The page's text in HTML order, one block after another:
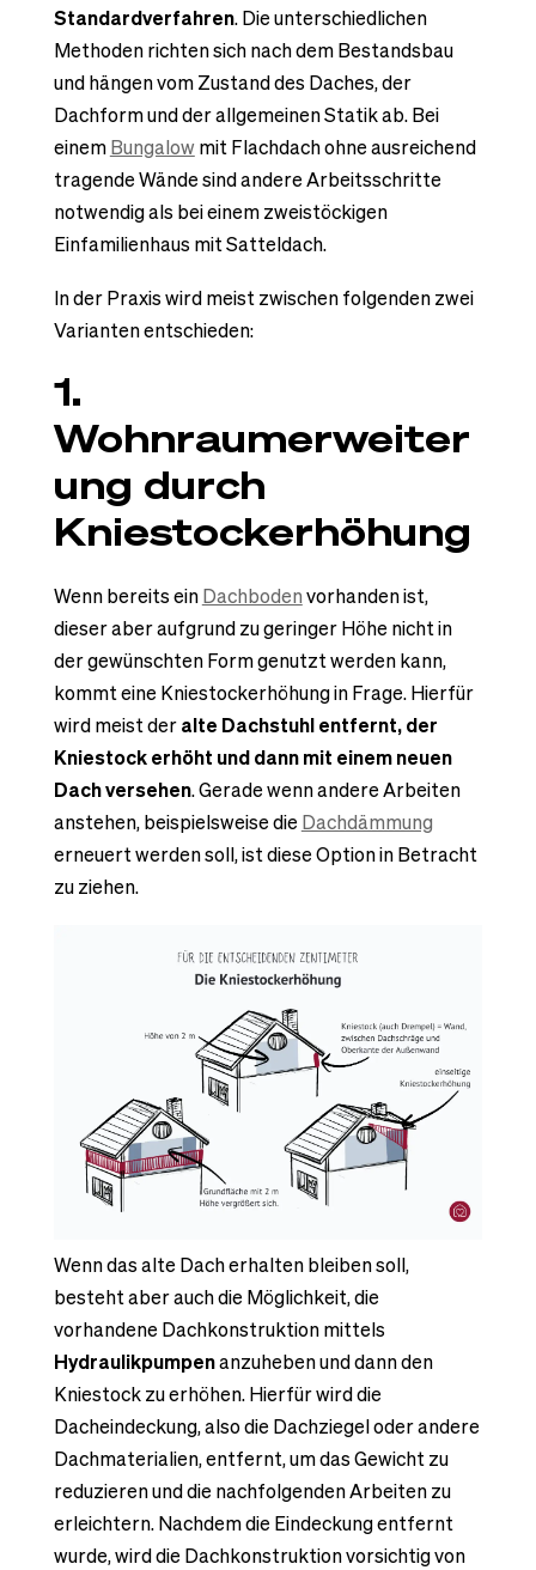
Standardverfahren. Die unterschiedlichen
Methoden richten sich nach dem Bestandsbau
und hängen vom Zustand des Daches, der
Dachform und der allgemeinen Statik ab. Bei
einemBungalowmit Flachdach ohne ausreichend
tragende Wände sind andere Arbeitsschritte
notwendig als bei einem zweistöckigen
Einfamilienhaus mit Satteldach.
In der Praxis wird meist zwischen folgenden zwei
Varianten entschieden:
1.
Wohnraumerweiter
ung durch
Kniestockerhöhung
Wenn bereits einDachbodenvorhanden ist,
dieser aber aufgrund zu geringer Höhe nicht in
der gewünschten Form genutzt werden kann,
kommt eine Kniestockerhöhung in Frage. Hierfür
wird meist deralte Dachstuhl entfernt, der
Kniestock erhöht und dann mit einem neuen
Dach versehen. Gerade wenn andere Arbeiten
anstehen, beispielsweise die Dachdämmung
erneuert werden soll, ist diese Option in Betracht
zu ziehen.
Wenn das alte Dach erhalten bleiben soll,
besteht aber auch die Möglichkeit, die
vorhandene Dachkonstruktion mittels
Hydraulikpumpenanzuheben und dann den
Kniestock zu erhöhen. Hierfür wird die
Dacheindeckung, also die Dachziegel oder andere
Dachmaterialien, entfernt, um das Gewicht zu
reduzieren und die nachfolgenden Arbeiten zu
erleichtern. Nachdem die Eindeckung entfernt
wurde, wird die Dachkonstruktion vorsichtig von